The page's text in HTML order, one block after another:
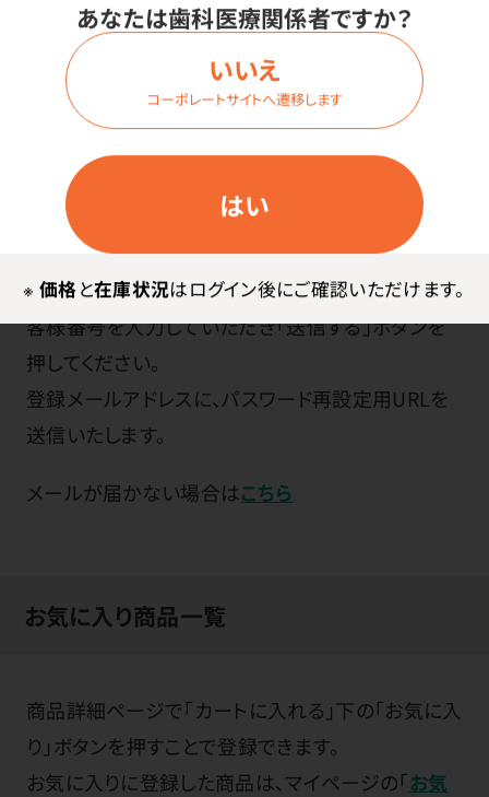
あなたは歯科医療関係者ですか？
はい
いいえ
コーポレートサイトへ遷移します
※ 価格と在庫状況はログイン後にご確認いただけます。
パスワードをお忘れの方
パスワードを忘れた場合」ページから、ご登録いた
だいたメールアドレスとご登録電話番号またはお
客様番号を入力していただき「送信する」ボタンを
押してください。
登録メールアドレスに、パスワード再設定用URLを
送信いたします。
メールが届かない場合はこちら
お気に入り商品一覧
商品詳細ページで「カートに入れる」下の「お気に入
り」ボタンを押すことで登録できます。
お気に入りに登録した商品は、マイページの「お気